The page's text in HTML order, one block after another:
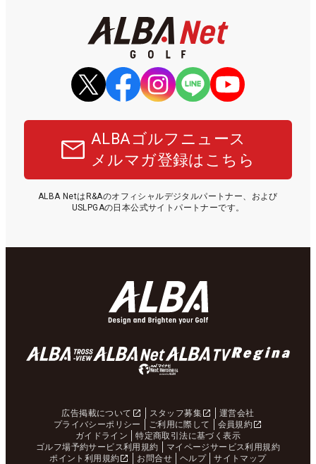
ALBAゴルフニュース
メルマガ登録はこちら
ALBA NetはR&Aのオフィシャルデジタルパートナー、および
USLPGAの日本公式サイトパートナーです。
広告掲載について スタッフ募集
運営会社
プライバシーポリシー
ご利用に際して
会員規約
ガイドライン
特定商取引法に基づく表示
ゴルフ場予約サービス利用規約
マイページサービス利用規約
ポイント利用規約
お問合せ ヘルプ サイトマップ